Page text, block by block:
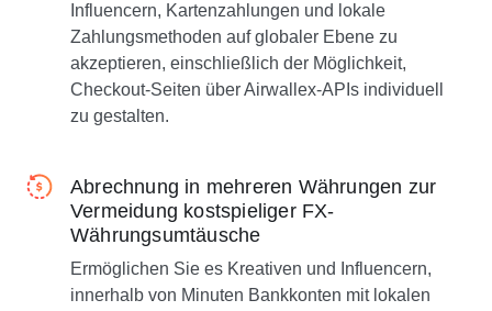
Influencern, Kartenzahlungen und lokale
Zahlungsmethoden auf globaler Ebene zu
akzeptieren, einschließlich der Möglichkeit,
Checkout-Seiten über Airwallex-APIs individuell
zu gestalten.
Abrechnung in mehreren Währungen zur
Vermeidung kostspieliger FX-
Währungsumtäusche
Ermöglichen Sie es Kreativen und Influencern,
innerhalb von Minuten Bankkonten mit lokalen